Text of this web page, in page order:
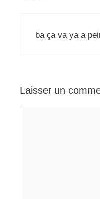
ba ça va ya a
Laisser un